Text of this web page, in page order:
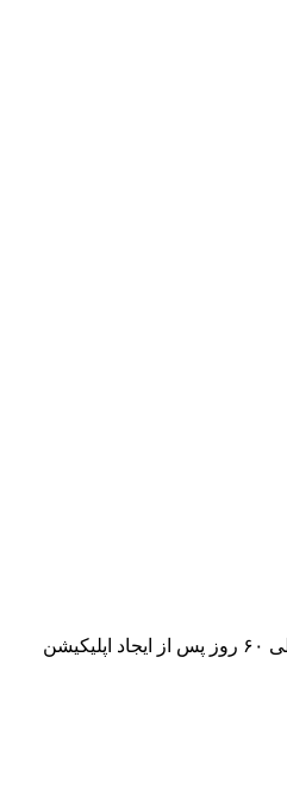
با سلام؛ می‌تونید داخل همان اکانت قبلی یک اپلیکیشن جدید بسازید و مجدداً‌ برای ویزای کانادا اقدام کنید. مدت زمانی که مجاز به آپلود مدارک هستید ۶۰ روز است و باید در طی ۶۰ روز پس از ایجاد اپلیکیشن